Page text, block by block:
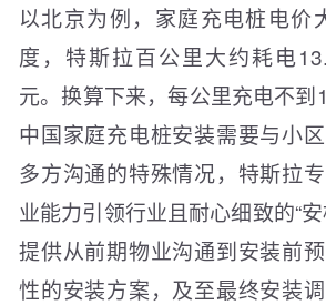
以北京为例，家庭充电桩电价
度，特斯拉百公里大约耗电
元。换算下来，每公里充电不
中国家庭充电桩安装需要与小
多方沟通的特殊情况，特斯拉
业能力引领行业且耐心细致的“
提供从前期物业沟通到安装前
性的安装方案，及至最终安装